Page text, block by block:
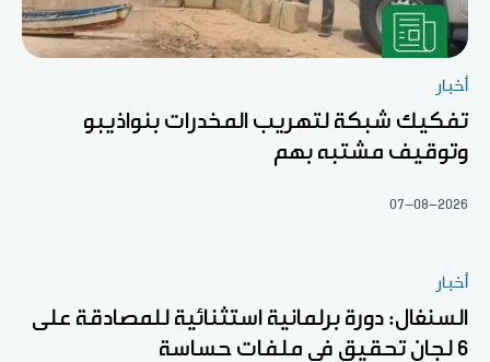
أخبار
تفكيك شبكة لتهريب المخدرات بنواذيبو
وتوقيف مشتبه بهم
07-08-2026
أخبار
السنغال: دورة برلمانية استثنائية للمصادقة على
6 لجان تحقيق في ملفات حساسة